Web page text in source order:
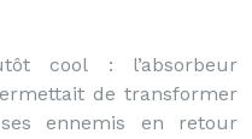
cool : l’absorbeur
de transformer
ennemis en retour